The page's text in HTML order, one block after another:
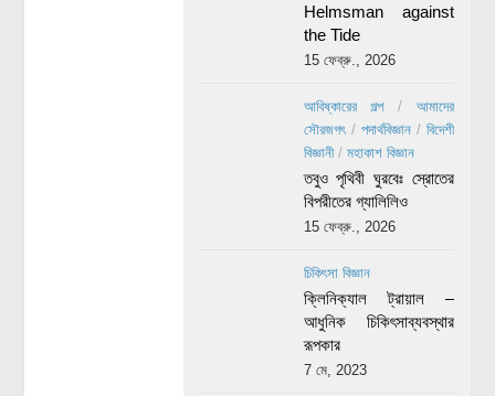
Helmsman against
the Tide
15 ফেব্রু., 2026
আবিষ্কারের গল্প/ আমাদের
সৌরজগৎ/ পদার্থবিজ্ঞান/ বিদেশী
বিজ্ঞানী/ মহাকাশ বিজ্ঞান
তবুও পৃথিবী ঘুরবেঃ স্রোতের
বিপরীতের গ্যালিলিও
15 ফেব্রু., 2026
চিকিৎসা বিজ্ঞান
ক্লিনিক্যাল ট্রায়াল –
আধুনিক চিকিৎসাব্যবস্থার
রূপকার
7 মে, 2023